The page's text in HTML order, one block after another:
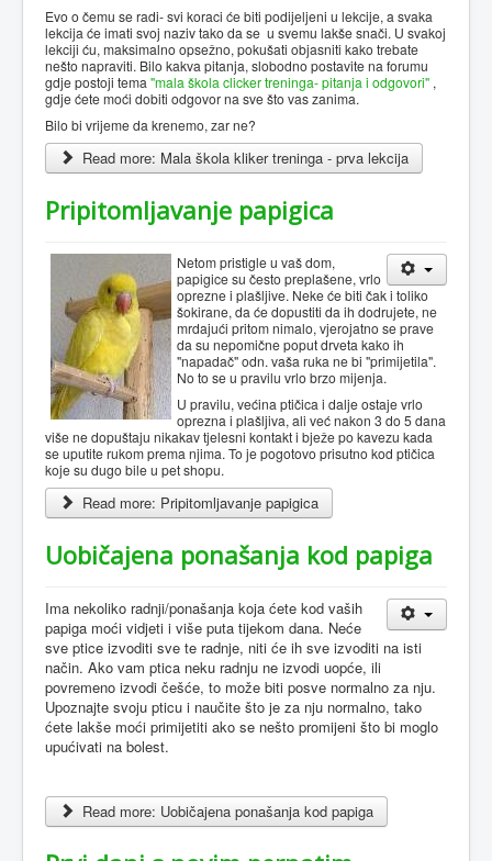
Evo o čemu se radi- svi koraci će biti podijeljeni u lekcije, a svaka
lekcija će imati svoj naziv tako da se u svemu lakše snači. U svakoj
lekciji ću, maksimalno opsežno, pokušati objasniti kako trebate
nešto napraviti. Bilo kakva pitanja, slobodno postavite na forumu
gdje postoji tema "mala škola clicker treninga- pitanja i odgovori" ,
gdje ćete moći dobiti odgovor na sve što vas zanima.
Bilo bi vrijeme da krenemo, zar ne?
Read more: Mala škola kliker treninga - prva lekcija
Pripitomljavanje papigica
Netom pristigle u vaš dom,
papigice su često preplašene, vrlo
oprezne i plašljive. Neke će biti čak i toliko
šokirane, da će dopustiti da ih dodrujete, ne
mrdajući pritom nimalo, vjerojatno se prave
da su nepomične poput drveta kako ih
"napadač" odn. vaša ruka ne bi "primijetila".
No to se u pravilu vrlo brzo mijenja.
U pravilu, većina ptičica i dalje ostaje vrlo
oprezna i plašljiva, ali već nakon 3 do 5 dana
više ne dopuštaju nikakav tjelesni kontakt i bježe po kavezu kada
se uputite rukom prema njima. To je pogotovo prisutno kod ptičica
koje su dugo bile u pet shopu.
Read more: Pripitomljavanje papigica
Uobičajena ponašanja kod papiga
Ima nekoliko radnji/ponašanja koja ćete kod vaših
papiga moći vidjeti i više puta tijekom dana. Neće
sve ptice izvoditi sve te radnje, niti će ih sve izvoditi na isti
način. Ako vam ptica neku radnju ne izvodi uopće, ili
povremeno izvodi češće, to može biti posve normalno za nju.
Upoznajte svoju pticu i naučite što je za nju normalno, tako
ćete lakše moći primijetiti ako se nešto promijeni što bi moglo
upućivati na bolest.
Read more: Uobičajena ponašanja kod papiga